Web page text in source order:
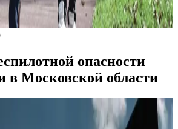
опасности
в Московской области